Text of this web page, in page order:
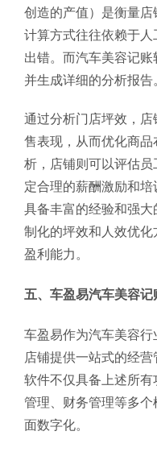
创造的产值）是衡量
计算方式往往依赖于
出错。而汽车美容记账
并生成详细的分析报告
通过分析门店坪效，
售表现，从而优化商
析，店铺则可以评估员
定合理的薪酬激励和
具备丰富的经验和强
制化的坪效和人效优
盈利能力。
五、车盈易汽车美容
车盈易作为汽车美容
店铺提供一站式的经
软件不仅具备上述所
管理、财务管理等多
面数字化。